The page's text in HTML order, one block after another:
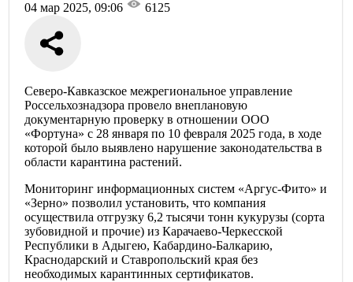
04 мар 2025, 09:06 6125
Северо-Кавказское межрегиональное управление
Россельхознадзора провело внеплановую
документарную проверку в отношении ООО
«Фортуна» с 28 января по 10 февраля 2025 года, в ходе
которой было выявлено нарушение законодательства в
области карантина растений.
Мониторинг информационных систем «Аргус-Фито» и
«Зерно» позволил установить, что компания
осуществила отгрузку 6,2 тысячи тонн кукурузы (сорта
зубовидной и прочие) из Карачаево-Черкесской
Республики в Адыгею, Кабардино-Балкарию,
Краснодарский и Ставропольский края без
необходимых карантинных сертификатов.